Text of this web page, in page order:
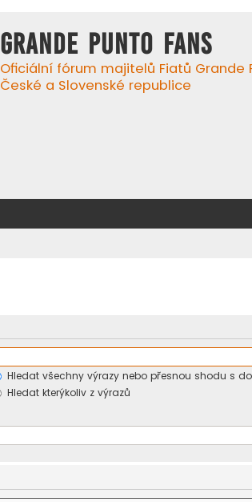
GRANDE PUNTO FANS
Oficiální fórum majitelů Fiatů Grande
České a Slovenské republice
Hledat všechny výrazy nebo přesnou shodu s
Hledat kterýkoliv z výrazů